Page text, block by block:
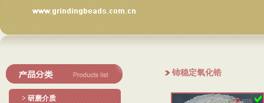
> 研磨介质
铈稳定氧化锆